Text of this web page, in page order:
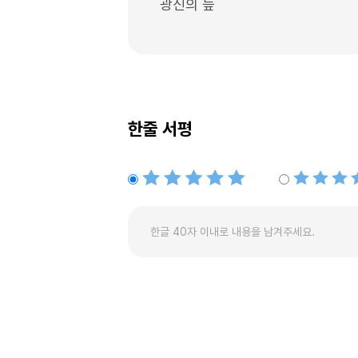
광신의 늪
한줄 서평
별점5개 별점4개